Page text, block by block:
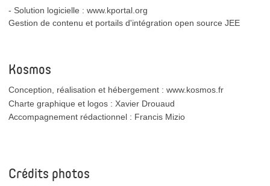
- Solution logicielle : www.kportal.org
Gestion de contenu et portails d'intégration open source JEE
Kosmos
Conception, réalisation et hébergement : www.kosmos.fr
Charte graphique et logos : Xavier Drouaud
Accompagnement rédactionnel : Francis Mizio
Crédits photos